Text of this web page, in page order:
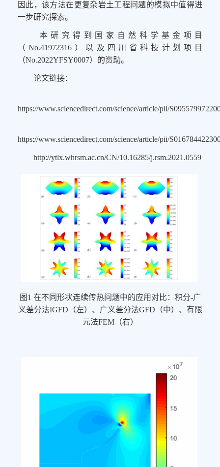
因此，该方法在更复杂岩土工程问题的模拟中值得进
一步研究探索。
本研究得到国家自然科学基金项目
（No.41972316）以及四川省科技计划项目
（No.2022YFSY0007）的资助。
论文链接：
https://www.sciencedirect.com/science/article/pii/
https://www.sciencedirect.com/science/article/pii/
http://ytlx.whrsm.ac.cn/CN/10.16285/j.rsm.2021.0559
图1 在不同形状连续传热问题中的应用对比：积分-广
义差分法IGFD（左）、广义差分法GFD（中）、有限
元法FEM（右）